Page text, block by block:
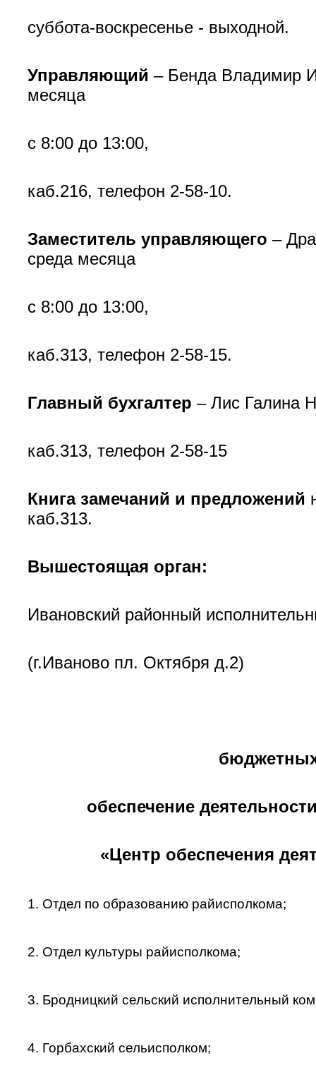
суббота-воскресенье - выходной.
Управляющий – Бенда Владимир
месяца
с 8:00 до 13:00,
каб.216, телефон 2-58-10.
Заместитель управляющего –
среда месяца
с 8:00 до 13:00,
каб.313, телефон 2-58-15.
Главный бухгалтер – Лис Галина
каб.313, телефон 2-58-15
Книга замечаний и предложений
каб.313.
Вышестоящая орган:
Ивановский районный
(г.Иваново пл. Октября д.2)
бюджетных
обеспечение
«Центр обеспечения
1. Отдел по образованию райисполкома;
2. Отдел культуры райисполкома;
3. Бродницкий сельский исполнительный
4. Горбахский сельисполком;